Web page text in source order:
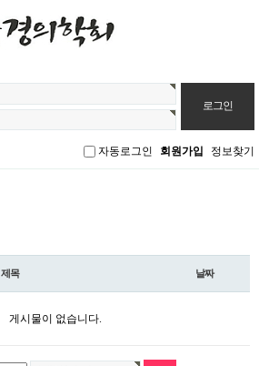
자동로그인 회원가입 정보찾기
제목 날짜
게시물이 없습니다.